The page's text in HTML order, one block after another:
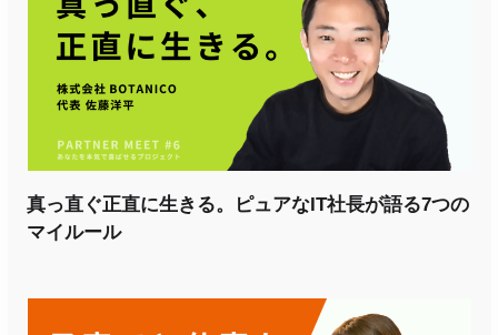
真っ直ぐ正直に生きる。ピュアなIT社長が語る7つの
マイルール